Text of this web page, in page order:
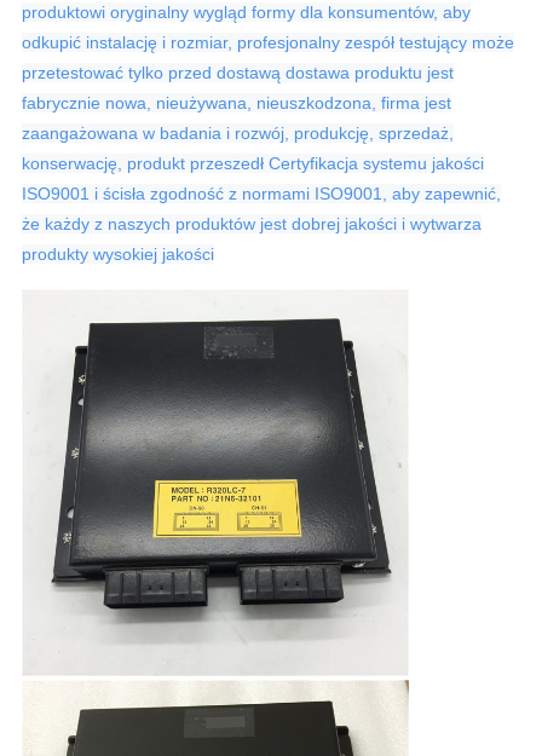
produktowi oryginalny wygląd formy dla konsumentów, aby
odkupić instalację i rozmiar, profesjonalny zespół testujący może
przetestować tylko przed dostawą dostawa produktu jest
fabrycznie nowa, nieużywana, nieuszkodzona, firma jest
zaangażowana w badania i rozwój, produkcję, sprzedaż,
konserwację, produkt przeszedł Certyfikacja systemu jakości
ISO9001 i ścisła zgodność z normami ISO9001, aby zapewnić,
że każdy z naszych produktów jest dobrej jakości i wytwarza
produkty wysokiej jakości